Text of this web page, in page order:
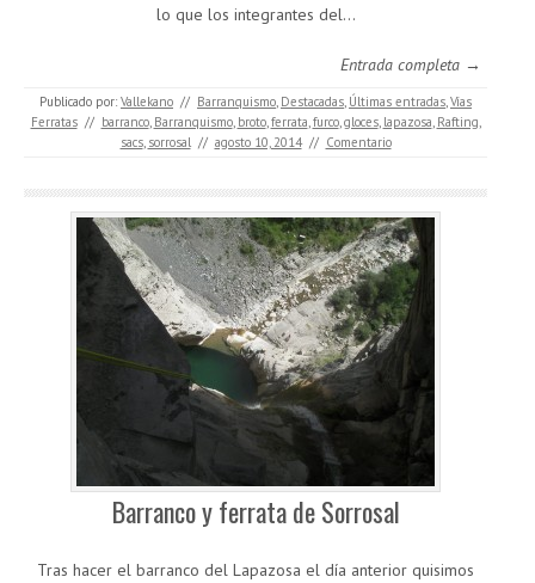
lo que los integrantes del…
Entrada completa →
Publicado por: Vallekano // Barranquismo Destacadas Últimas entradas Vías
Ferratas // barranco, Barranquismo, broto, ferrata furco, gloces, lapazosa Rafting
sacs, sorrosal // agosto 10, 2014 // Comentario
Barranco y ferrata de Sorrosal
Tras hacer el barranco del Lapazosa el día anterior quisimos